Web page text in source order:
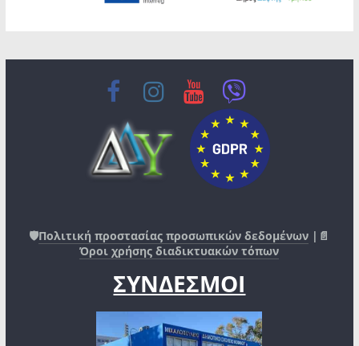
🛡️Πολιτική προστασίας προσωπικών δεδομένων |📄
Όροι χρήσης διαδικτυακών τόπων
ΣΥΝΔΕΣΜΟΙ